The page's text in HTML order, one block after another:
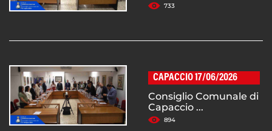
733
CAPACCIO 17/06/2026
Consiglio Comunale di
Capaccio ...
894